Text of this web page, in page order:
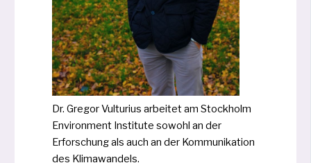
Dr. Gregor Vulturius arbei­tet am Stockholm
Environment Institute sowohl an der
Erforschung als auch an der Kommunikation
des Klimawandels.